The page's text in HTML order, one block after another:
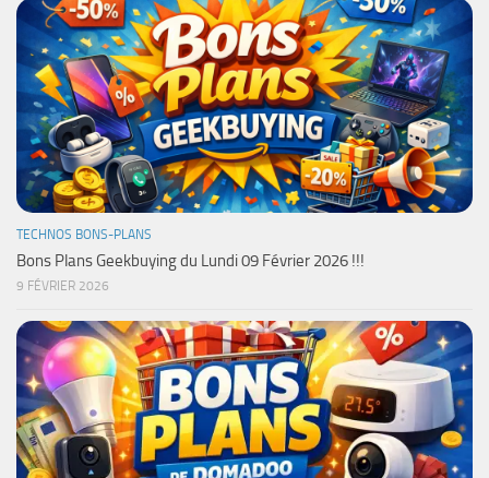
TECHNOS BONS-PLANS
Bons Plans Geekbuying du Lundi 09 Février 2026 !!!
9 FÉVRIER 2026